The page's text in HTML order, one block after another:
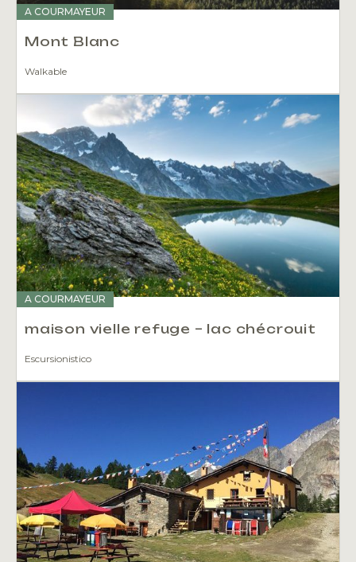
A COURMAYEUR
Mont Blanc
Walkable
A COURMAYEUR
maison vielle refuge – lac chécrouit
Escursionistico